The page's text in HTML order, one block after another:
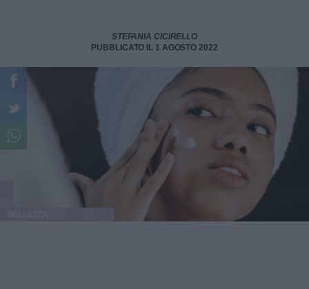
STEFANIA CICIRELLO
PUBBLICATO IL 1 AGOSTO 2022